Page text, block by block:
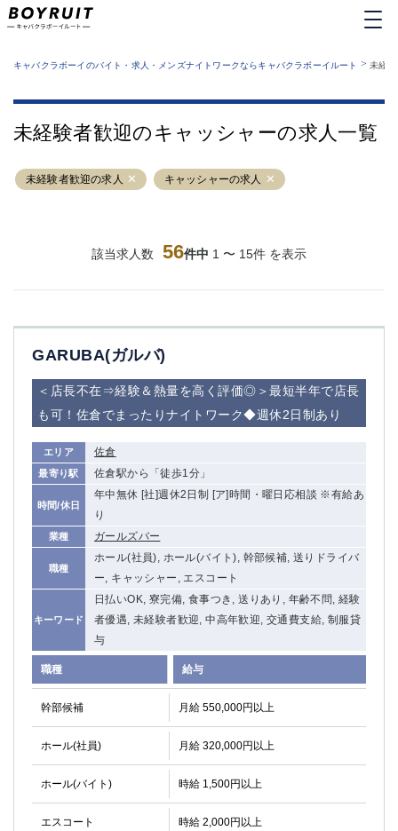
業種から探す
運営者情報
サイトマップ
キャバクラボーイのバイト・求人・メンズナイトワークならキャバクラボーイルート > 未経
未経験者歓迎のキャッシャーの求人一覧
未経験者歓迎の求人 キャッシャーの求人
該当求人数 56件中 1 〜 15件 を表示
GARUBA(ガルバ)
＜店長不在⇒経験＆熱量を高く評価◎＞最短半年で店長
も可！佐倉でまったりナイトワーク◆週休2日制あり
エリア 佐倉
最寄り駅 佐倉駅から「徒歩1分」
時間/休日
年中無休 [社]週休2日制 [ア]時間・曜日応相談 ※有給あ
り
業種 ガールズバー
職種
ホール(社員), ホール(バイト), 幹部候補, 送りドライバ
ー, キャッシャー, エスコート
キーワード
日払いOK, 寮完備, 食事つき, 送りあり, 年齢不問, 経験
者優遇, 未経験者歓迎, 中高年歓迎, 交通費支給, 制服貸
与
職種 給与
幹部候補 月給 550,000円以上
ホール(社員) 月給 320,000円以上
ホール(バイト) 時給 1,500円以上
エスコート 時給 2,000円以上
六本木
池袋
吉祥寺
練馬
恵比寿
蒲田
①六本木 ②西麻布
大山
赤羽
品川
蒲田東口
立川（南口）
新宿
西葛西
中野
府中
ひばりヶ丘（北口）
学芸大学
吉祥寺（南口／公園口） 小作・羽村・福生エリア
自由が丘
吉祥寺（北口／東口）
四谷
錦糸町南口
下北沢・経堂
成増駅徒歩3分の好立地！①JR埼京線「赤羽駅」から徒歩2分 ②東
三軒茶屋（南口）
①歌舞伎町 ②新宿 ③新宿三丁目 ④西
①歌舞伎町 ②新宿 ③西部新宿 ③東新宿
①歌舞伎町 ②新宿
①東武練馬 ②成増・板橋 ③大山 ②池袋
池袋東口
金町
大井町
大泉学園
下赤塚